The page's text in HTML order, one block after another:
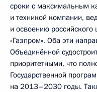
сроки с максимальным
и техникой компании,
и освоению российского
«Газпром». Оба эти
Объединённой
приоритетными, что
Государственной
на 2013–2030 годы.